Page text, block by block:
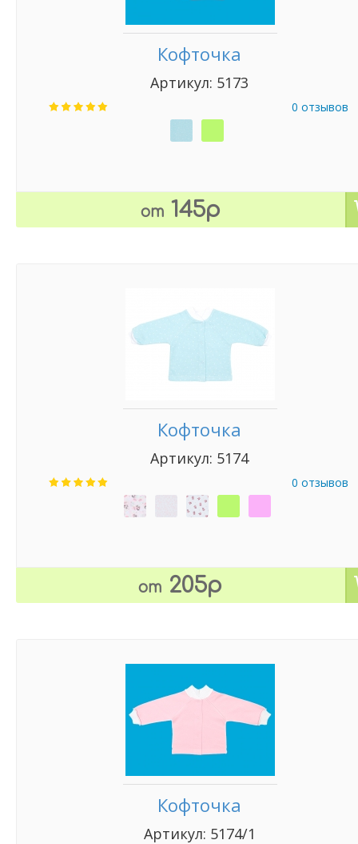
Кофточка
Артикул: 5173
0 отзывов
от 145р
Кофточка
Артикул: 5174
0 отзывов
от 205р
Кофточка
Артикул: 5174/1